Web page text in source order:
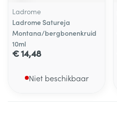
Ladrome
Ladrome Satureja
Montana/bergbonenkruid
10ml
€ 14,48
Niet beschikbaar